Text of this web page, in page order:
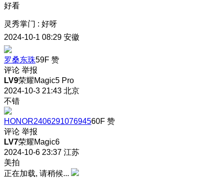
好看
灵秀掌门 : 好呀
2024-10-1 08:29 安徽
罗桑东珠59F 赞
评论 举报
LV9荣耀Magic5 Pro
2024-10-3 21:43 北京
不错
HONOR240629107694560F 赞
评论 举报
LV7荣耀Magic6
2024-10-6 23:37 江苏
美拍
正在加载, 请稍候...